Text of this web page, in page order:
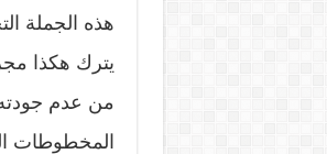
هذه الجملة
يترك هكذا
من عدم
المخطوطات